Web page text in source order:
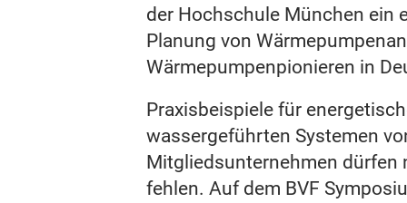
der Hochschule München ein
Planung von
Wärmepumpenpionieren in
Praxisbeispiele für
wassergeführten Systemen
Mitgliedsunternehmen dürfen
fehlen. Auf dem BVF